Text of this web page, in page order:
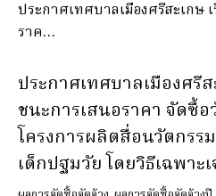
ประกาศเทศบาลเมืองศรีสะเกษ
ราค…
ประกาศเทศบาลเมืองศรี
ชนะการเสนอราคา จัดซื้
โครงการผลิตสื่อนวัตกร
เด็กปฐมวัย โดยวิธีเฉพาะเ